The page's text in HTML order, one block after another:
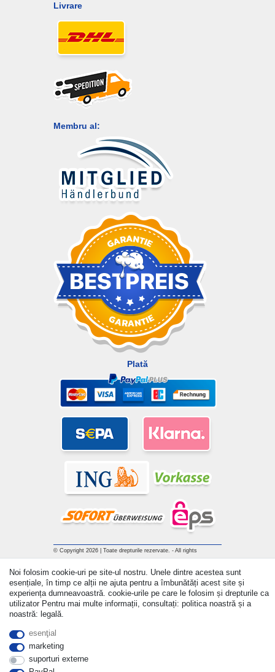
Livrare
Membru al:
Plată
© Copyright 2026 | Toate drepturile rezervate. - All rights
| * Applies to deliveries to the UK!
Noi folosim cookie-uri pe site-ul nostru. Unele dintre acestea sunt
esențiale, în timp ce alții ne ajuta pentru a îmbunătăți acest site și
experiența dumneavoastră. cookie-urile pe care le folosim și drepturile ca
utilizator Pentru mai multe informații, consultați: politica noastră și a
noastră: legală.
esenţial
marketing
suporturi externe
Withdraw from contract here